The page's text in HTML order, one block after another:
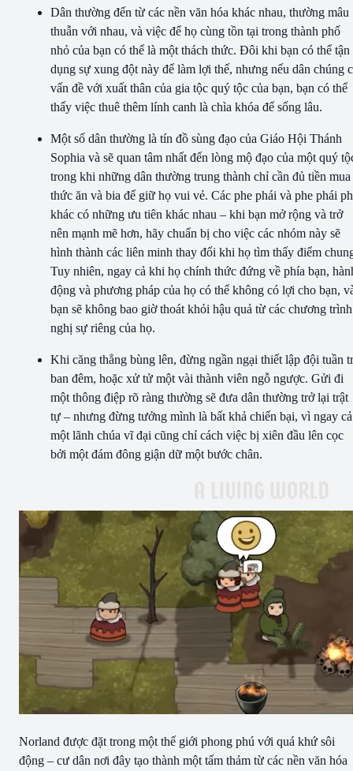
Dân thường đến từ các nền văn hóa khác nhau, thường mâu
thuẫn với nhau, và việc để họ cùng tồn tại trong thành phố
nhỏ của bạn có thể là một thách thức. Đôi khi bạn có thể tận
dụng sự xung đột này để làm lợi thế, nhưng nếu dân chúng
vấn đề với xuất thân của gia tộc quý tộc của bạn, bạn có thể
thấy việc thuê thêm lính canh là chìa khóa để sống lâu.
Một số dân thường là tín đồ sùng đạo của Giáo Hội Thánh
Sophia và sẽ quan tâm nhất đến lòng mộ đạo của một quý
trong khi những dân thường trung thành chỉ cần đủ tiền mua
thức ăn và bia để giữ họ vui vẻ. Các phe phái và phe phái
khác có những ưu tiên khác nhau – khi bạn mở rộng và trở
nên mạnh mẽ hơn, hãy chuẩn bị cho việc các nhóm này sẽ
hình thành các liên minh thay đổi khi họ tìm thấy điểm
Tuy nhiên, ngay cả khi họ chính thức đứng về phía bạn,
động và phương pháp của họ có thể không có lợi cho bạn,
bạn sẽ không bao giờ thoát khỏi hậu quả từ các chương trình
nghị sự riêng của họ.
Khi căng thẳng bùng lên, đừng ngần ngại thiết lập đội tuần
ban đêm, hoặc xử tử một vài thành viên ngỗ ngược. Gửi đi
một thông điệp rõ ràng thường sẽ đưa dân thường trở lại trật
tự – nhưng đừng tưởng mình là bất khả chiến bại, vì ngay cả
một lãnh chúa vĩ đại cũng chỉ cách việc bị xiên đầu lên cọc
bởi một đám đông giận dữ một bước chân.
Norland được đặt trong một thế giới phong phú với quá khứ sôi
động – cư dân nơi đây tạo thành một tấm thảm từ các nền văn hóa